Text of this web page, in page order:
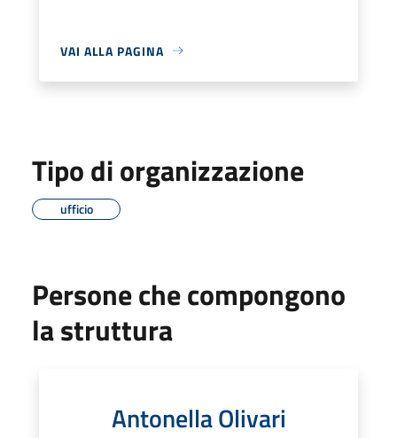
VAI ALLA PAGINA
Tipo di organizzazione
ufficio
Persone che compongono
la struttura
Antonella Olivari